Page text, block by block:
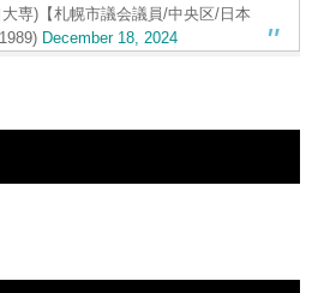
専)【札幌市議会議員/中央区/日本
December 18, 2024